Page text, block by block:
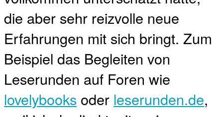
die aber sehr reizvolle neue
Erfahrungen mit sich bringt. Zum
Beispiel das Begleiten von
Leserunden auf Foren wie
lovelybooks oder leserunden.de,